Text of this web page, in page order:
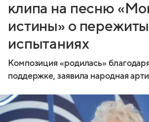
клипа на песню
истины» о
испытаниях
Композиция «родилась»
поддержке, заявила народная